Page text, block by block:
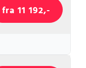
fra 11 192,-